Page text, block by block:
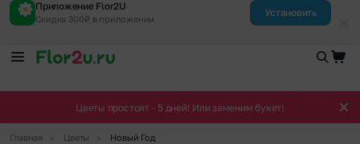
Приложение Flor2U
Скидка 300₽ в приложении
Установить
Цветы простоят - 5 дней! Или заменим букет!
Главная Цветы Новый Год